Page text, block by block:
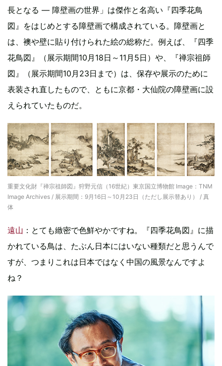
長となる ― 障壁画の世界」は傑作と名高い『四季花鳥
図』をはじめとする障壁画で構成されている。障壁画と
は、襖や壁に貼り付けられた絵の総称だ。例えば、『四季
花鳥図』（展示期間10月18日～11月5日）や、『禅宗祖師
図』（展示期間10月23日まで）は、保存や展示のために
表装され直したもので、ともに京都・大仙院の障壁画に設
えられていたものだ。
重要文化財『禅宗祖師図』狩野元信（16世紀）東京国立博物館 Image：TNM
Image Archives / 展示期間：9月16日～10月23日（ただし展示替あり） / 真
体
遠山 ：とても緻密で色鮮やかですね。『四季花鳥図』に描
かれている鳥は、たぶん日本にはいない種類だと思うんで
すが、つまりこれは日本ではなく中国の風景なんですよ
ね？